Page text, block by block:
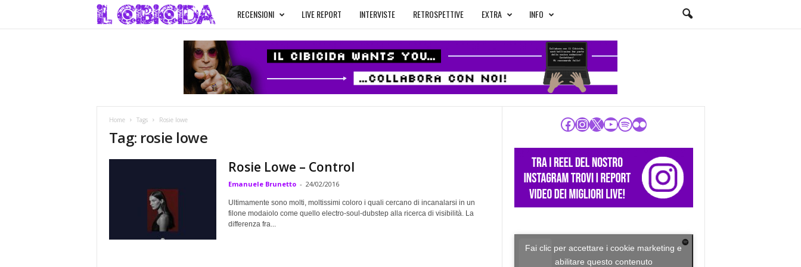
l
C
c
i
RECENSIONI LIVE REPORT INTERVISTE RETROSPETTIVE EXTRA INFO
Home Tags Rosie lowe
Tag: rosie lowe
Rosie Lowe – Control
Emanuele Brunetto - 24/02/2016
Ultimamente sono molti, moltissimi coloro i quali cercano di incanalarsi in un
filone modaiolo come quello electro-soul-dubstep alla ricerca di visibilità. La
differenza fra...
Facebook InstagramX YouTube Spotify Flickr
Fai clic per accettare i cookie marketing e
abilitare questo contenuto